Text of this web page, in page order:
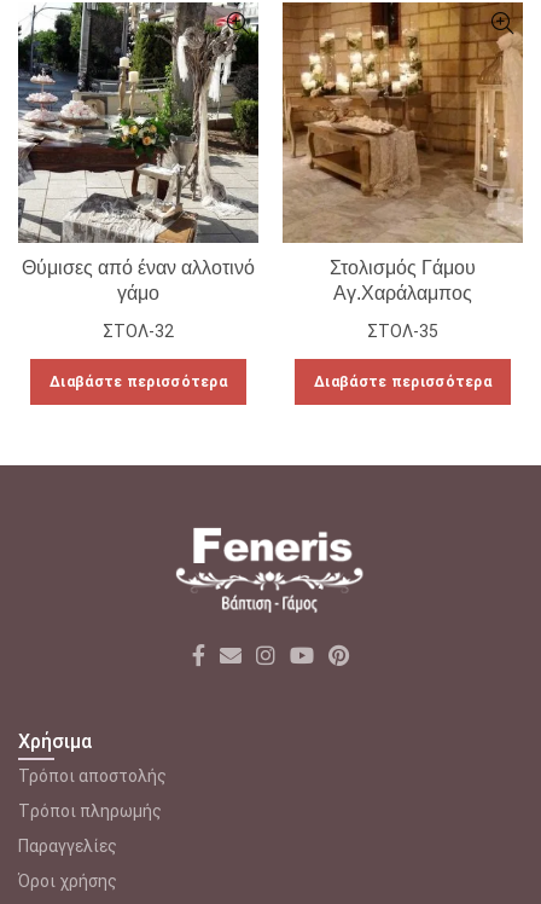
Θύμισες από έναν αλλοτινό
γάμο
ΣΤΟΛ-32
Διαβάστε περισσότερα
Στολισμός Γάμου
Αγ.Χαράλαμπος
ΣΤΟΛ-35
Διαβάστε περισσότερα
Χρήσιμα
Τρόποι αποστολής
Tρόποι πληρωμής
Παραγγελίες
Όροι χρήσης